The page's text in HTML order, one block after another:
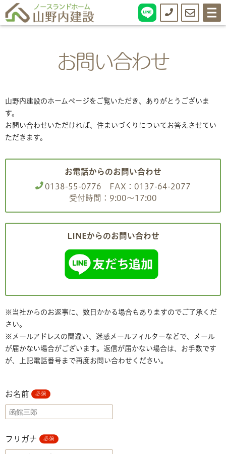
メ
ニ
ュ
0138-
せ
お問い合わせ
山野内建設のホームページをご覧いただき、ありがとうございま
す。
お問い合わせいただければ、住まいづくりについてお答えさせてい
ただきます。
お電話からのお問い合わせ
0138-55-0776 FAX：0137-64-2077
受付時間：9:00〜17:00
LINEからのお問い合わせ
※当社からのお返事に、数日かかる場合もありますのでご了承くだ
さい。
※メールアドレスの間違い、迷惑メールフィルターなどで、メール
が届かない場合がございます。返信が届かない場合は、お手数です
が、上記電話番号まで再度お問い合わせください。
お名前 必須
フリガナ 必須